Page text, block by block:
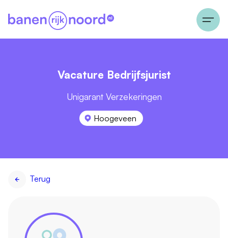
Vacature Bedrijfsjurist
Unigarant Verzekeringen
Hoogeveen
Terug